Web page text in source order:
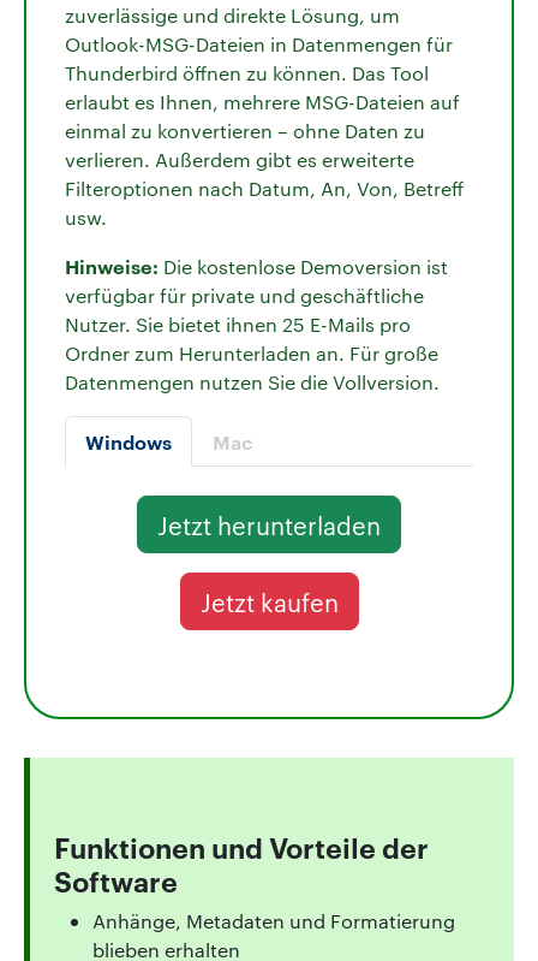
zuverlässige und direkte Lösung, um
Outlook-MSG-Dateien in Datenmengen für
Thunderbird öffnen zu können. Das Tool
erlaubt es Ihnen, mehrere MSG-Dateien auf
einmal zu konvertieren – ohne Daten zu
verlieren. Außerdem gibt es erweiterte
Filteroptionen nach Datum, An, Von, Betreff
usw.
Hinweise: Die kostenlose Demoversion ist
verfügbar für private und geschäftliche
Nutzer. Sie bietet ihnen 25 E-Mails pro
Ordner zum Herunterladen an. Für große
Datenmengen nutzen Sie die Vollversion.
Windows Mac
Jetzt herunterladen
Jetzt kaufen
Funktionen und Vorteile der
Software
Anhänge, Metadaten und Formatierung
blieben erhalten